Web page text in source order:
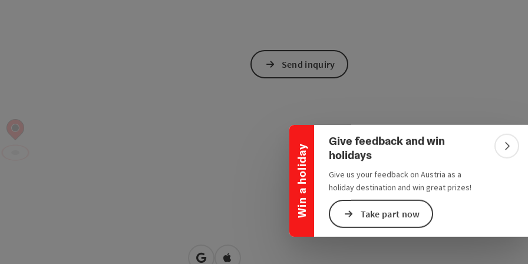
Win a holiday
Collapse banner
Give feedback and win
holidays
Give us your feedback on Austria as a
holiday destination and win great prizes!
Take part now
Send inquiry